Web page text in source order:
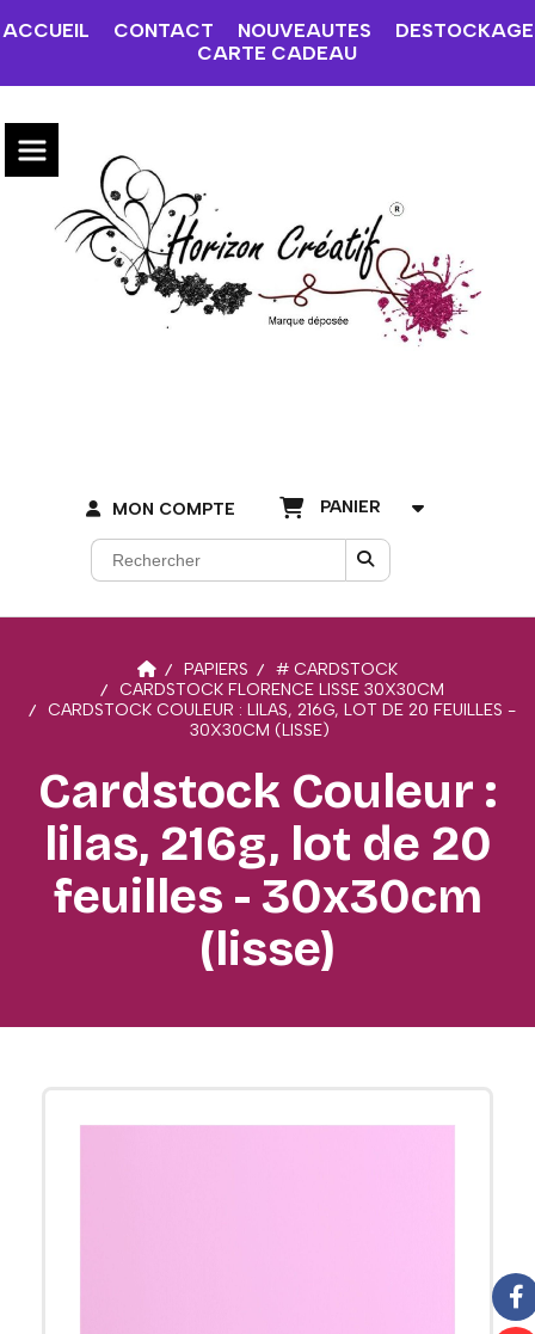
ACCUEIL CONTACT NOUVEAUTES
DESTOCKAGE
CARTE CADEAU
MON COMPTE PANIER
PAPIERS
# CARDSTOCK
CARDSTOCK FLORENCE LISSE 30X30CM
CARDSTOCK COULEUR : LILAS, 216G, LOT DE 20 FEUILLES -
30X30CM (LISSE)
Cardstock Couleur :
lilas, 216g, lot de 20
feuilles - 30x30cm
(lisse)